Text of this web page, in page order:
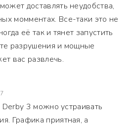
доставлять неудобства,
момментах. Все-таки это не
её так и тянет запустить
разрушения и мощные
вас развлечь.
3 можно устраивать
Графика приятная, а